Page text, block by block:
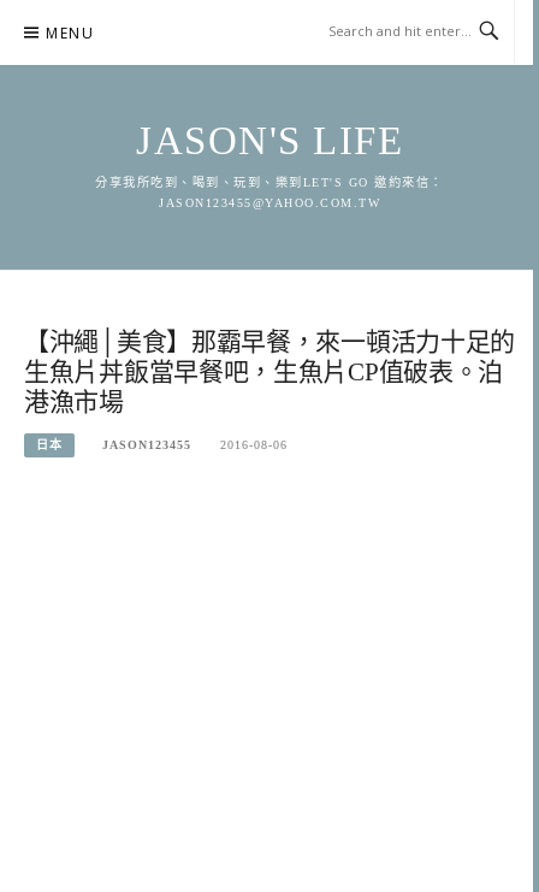
content
MENU
JASON'S LIFE
分享我所吃到、喝到、玩到、樂到LET'S GO 邀約來信：
JASON123455@YAHOO.COM.TW
【沖繩│美食】那霸早餐，來一頓活力十足的
生魚片丼飯當早餐吧，生魚片CP值破表。泊
港漁市場
日本 JASON123455 2016-08-06